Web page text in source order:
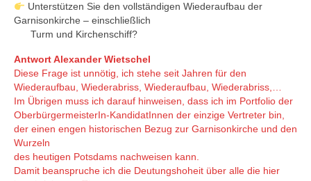
Unterstützen Sie den vollständigen Wiederaufbau der
Garnisonkirche – einschließlich
Turm und Kirchenschiff?
Antwort Alexander Wietschel
Diese Frage ist unnötig, ich stehe seit Jahren für den
Wiederaufbau, Wiederabriss, Wiederaufbau, Wiederabriss,…
Im Übrigen muss ich darauf hinweisen, dass ich im Portfolio der
OberbürgermeisterIn-KandidatInnen der einzige Vertreter bin,
der einen engen historischen Bezug zur Garnisonkirche und den
Wurzeln
des heutigen Potsdams nachweisen kann.
Damit beanspruche ich die Deutungshoheit über alle die hier